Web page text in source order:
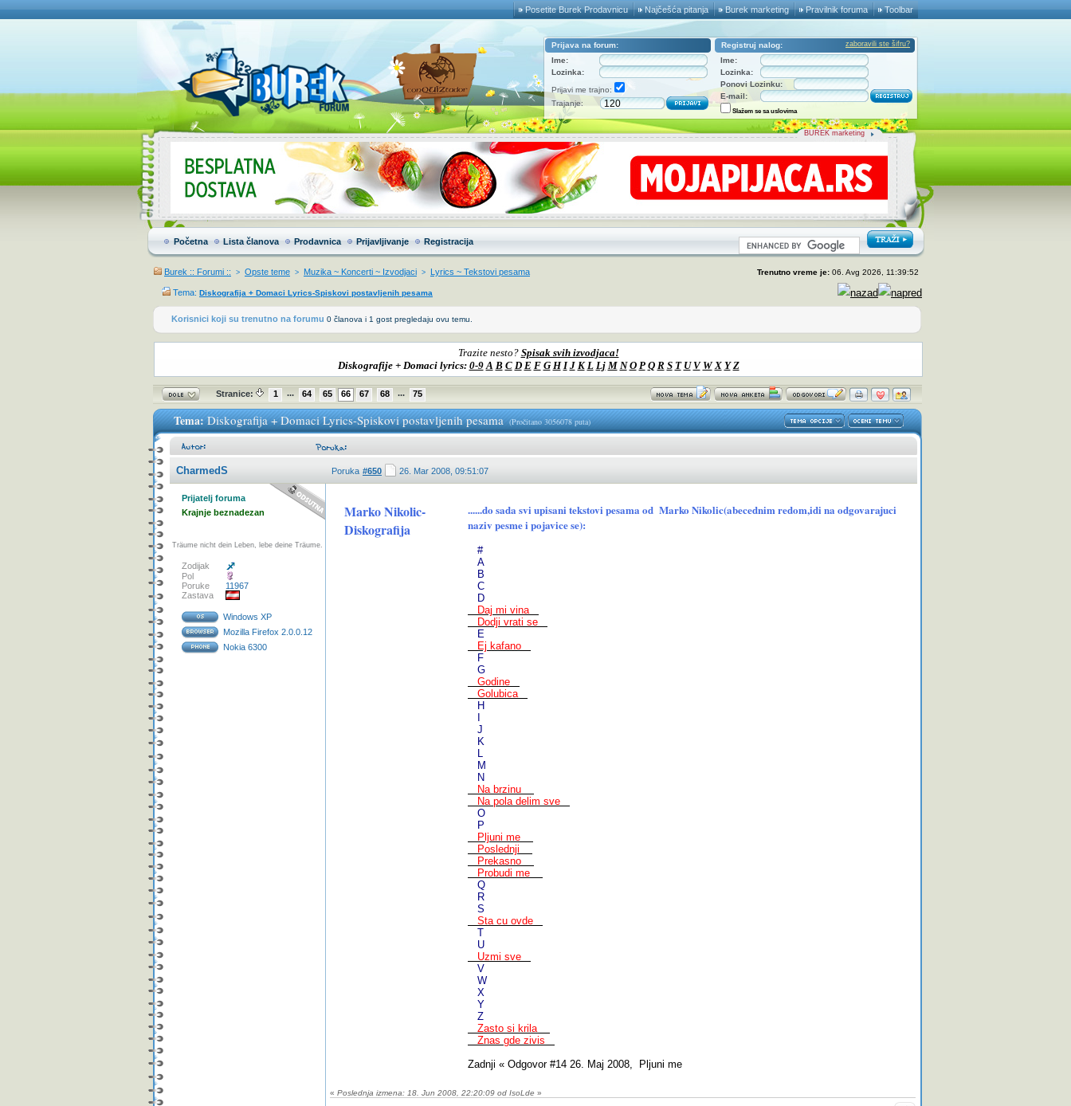
Toolbar
Pravilnik foruma
Burek marketing
Najčešća pitanja
Posetite Burek Prodavnicu
Prijava na forum:
Ime:
Lozinka:
Prijavi me trajno:
Trajanje:
Registruj nalog: zaboravili ste šifru?
Ime:
Lozinka:
Ponovi Lozinku:
E-mail:
Slažem se sa uslovima
BUREK marketing
Početna Lista članova Prodavnica Prijavljivanje Registracija
Burek :: Forumi :: > Opste teme > Muzika ~ Koncerti ~ Izvodjaci > Lyrics ~ Tekstovi pesama
Tema: Diskografija + Domaci Lyrics-Spiskovi postavljenih pesama
Trenutno vreme je: 06. Avg 2026, 11:39:52
Korisnici koji su trenutno na forumu 0 članova i 1 gost pregledaju ovu temu.
Trazite nesto? Spisak svih izvodjaca!
Diskografije + Domaci lyrics: 0-9 A B C D E F G H I J K L Lj M N O P Q R S T U V W X Y Z
Stranice: 1 ... 64 65 66 67 68 ... 75
Tema: Diskografija + Domaci Lyrics-Spiskovi postavljenih pesama (Pročitano 3056078 puta)
CharmedS Poruka #650 26. Mar 2008, 09:51:07
Prijatelj foruma
Krajnje beznadezan
Träume nicht dein Leben, lebe deine Träume.
Zodijak
Pol
Poruke
11967
Zastava
Windows XP
Mozilla Firefox 2.0.0.12
Nokia 6300
Marko Nikolic-
Diskografija
......do sada svi upisani tekstovi pesama od Marko Nikolic(abecednim redom,idi na odgovarajuci
naziv pesme i pojavice se):
#
A
B
C
D
Daj mi vina
Dodji vrati se
E
Ej kafano
F
G
Godine
Golubica
H
J
K
L
M
N
Na brzinu
Na pola delim sve
O
P
Pljuni me
Poslednji
Prekasno
Probudi me
Q
R
S
Sta cu ovde
T
U
Uzmi sve
V
W
X
Y
Z
Zasto si krila
Znas gde zivis
Zadnji « Odgovor #14 26. Maj 2008, Pljuni me
« Poslednja izmena: 18. Jun 2008, 22:20:09 od IsoLde »